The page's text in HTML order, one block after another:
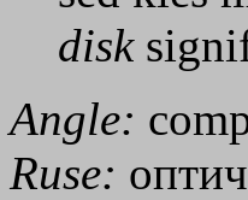
disk
Angle:
Ruse: